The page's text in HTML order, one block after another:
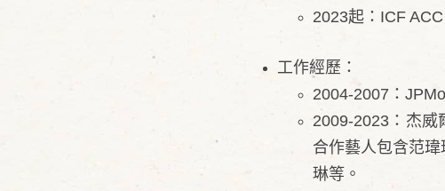
2023起：ICF
工作經歷：
2004-2007：
2009-2023：杰威
合作藝人包含范
琳等。